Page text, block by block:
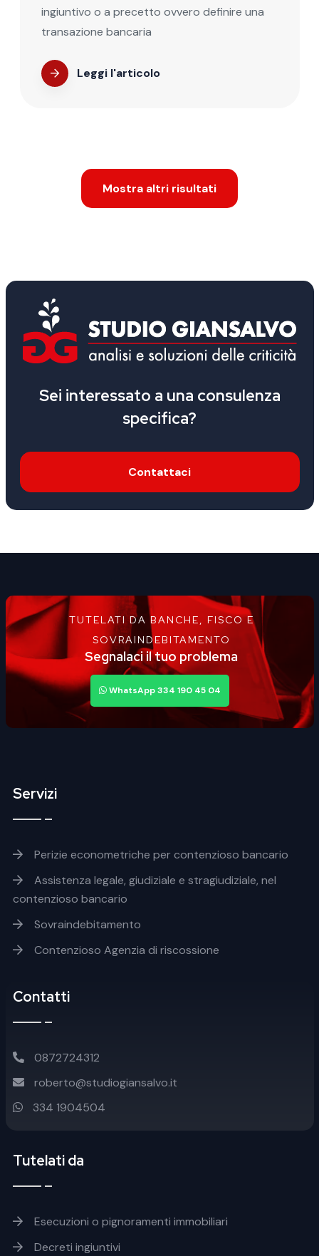
ingiuntivo o a precetto ovvero definire una
transazione bancaria
Leggi l'articolo
Mostra altri risultati
Sei interessato a una consulenza
specifica?
Contattaci
TUTELATI DA BANCHE, FISCO E
SOVRAINDEBITAMENTO
Segnalaci il tuo problema
WhatsApp 334 190 45 04
Servizi
Footer servizi
Perizie econometriche per contenzioso bancario
Assistenza legale, giudiziale e stragiudiziale, nel
contenzioso bancario
Sovraindebitamento
Contenzioso Agenzia di riscossione
Contatti
0872724312
roberto@studiogiansalvo.it
334 1904504
Tutelati da
Footer soluzioni
Esecuzioni o pignoramenti immobiliari
Decreti ingiuntivi